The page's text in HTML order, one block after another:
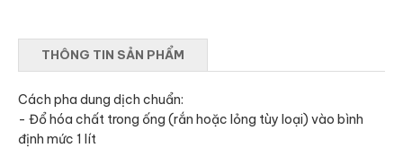
THÔNG TIN SẢN PHẨM
Cách pha dung dịch chuẩn:
- Đổ hóa chất trong ống (rắn hoặc lỏng tùy loại) vào bình
định mức 1 lít